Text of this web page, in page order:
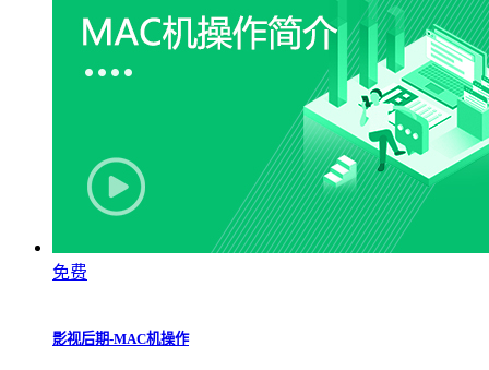
免费
影视后期-MAC机操作